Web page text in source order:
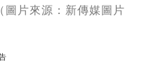
圖片來源：新傳媒圖片